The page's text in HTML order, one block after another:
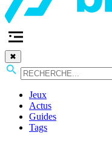
✖
Jeux
Actus
Guides
Tags